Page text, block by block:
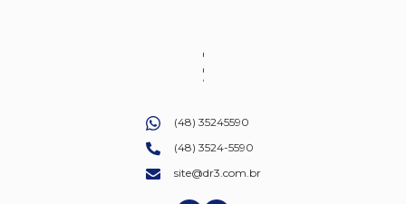
(48) 35245590
(48) 3524-5590
site@dr3.com.br